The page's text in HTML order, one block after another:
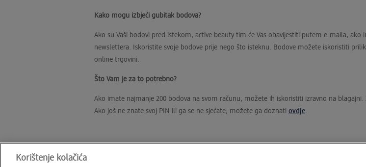
Kako mogu izbjeći gubitak bodova?
Ako su Vaši bodovi pred istekom, active beauty tim će Vas obavijestiti putem e-maila,
newslettera. Iskoristite svoje bodove prije nego što isteknu. Bodove možete iskoristiti
online trgovini.
Što Vam je za to potrebno?
Ako imate najmanje 200 bodova na svom računu, možete ih iskoristiti izravno na
Ako još ne znate svoj PIN ili ga se ne sjećate, možete ga doznati ovdje.
Korištenje kolačića